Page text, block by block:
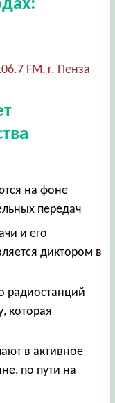
FM, г. Пенза
на фоне
передач
и его
диктором в
радиостанций
которая
в активное
по пути на